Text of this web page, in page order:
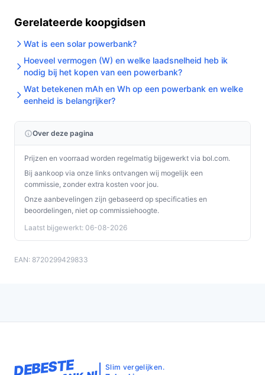
Gerelateerde koopgidsen
Wat is een solar powerbank?
Hoeveel vermogen (W) en welke laadsnelheid heb ik
nodig bij het kopen van een powerbank?
Wat betekenen mAh en Wh op een powerbank en welke
eenheid is belangrijker?
Over deze pagina
Prijzen en voorraad worden regelmatig bijgewerkt via bol.com.
Bij aankoop via onze links ontvangen wij mogelijk een
commissie, zonder extra kosten voor jou.
Onze aanbevelingen zijn gebaseerd op specificaties en
beoordelingen, niet op commissiehoogte.
Laatst bijgewerkt: 06-08-2026
EAN: 8720299429833
DEBESTE
Slim vergelijken.